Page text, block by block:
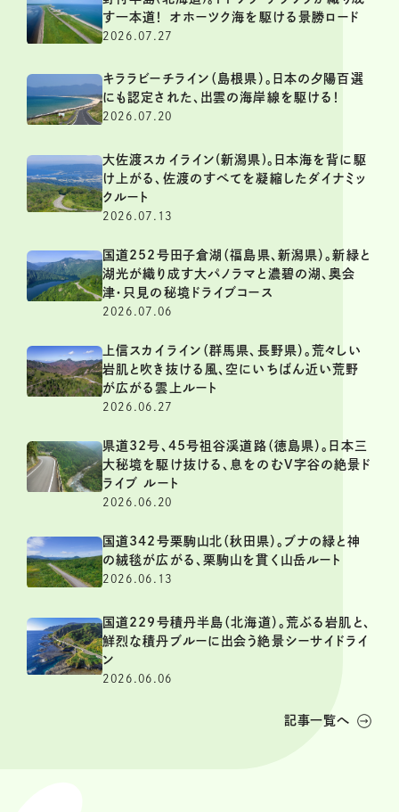
す一本道！ オホーツク海を駆ける景勝ロード
2026.07.27
キララビーチライン（島根県）。日本の夕陽百選
にも認定された、出雲の海岸線を駆ける！
2026.07.20
大佐渡スカイライン(新潟県)。日本海を背に駆
け上がる、佐渡のすべてを凝縮したダイナミッ
クルート
2026.07.13
国道252号田子倉湖（福島県、新潟県）。新緑と
湖光が織り成す大パノラマと濃碧の湖、奥会
津・只見の秘境ドライブコース
2026.07.06
上信スカイライン（群馬県、長野県）。荒々しい
岩肌と吹き抜ける風、空にいちばん近い荒野
が広がる雲上ルート
2026.06.27
県道32号、45号祖谷渓道路（徳島県）。日本三
大秘境を駆け抜ける、息をのむV字谷の絶景ド
ライブ ルート
2026.06.20
国道342号栗駒山北（秋田県）。ブナの緑と神
の絨毯が広がる、栗駒山を貫く山岳ルート
2026.06.13
国道229号積丹半島（北海道）。荒ぶる岩肌と、
鮮烈な積丹ブルーに出会う絶景シーサイドライ
ン
2026.06.06
記事一覧へ